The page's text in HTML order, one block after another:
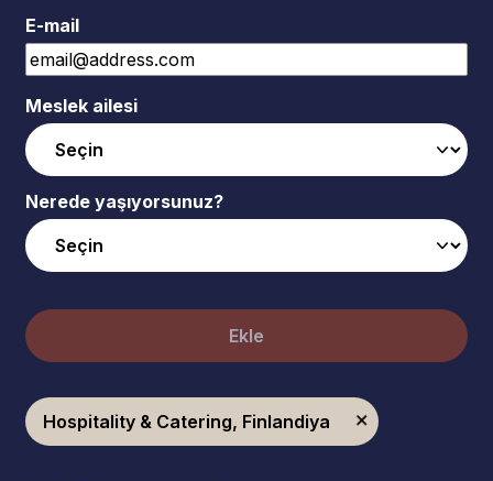
E-mail
Meslek ailesi
Nerede yaşıyorsunuz?
Ekle
Hospitality & Catering, Finlandiya